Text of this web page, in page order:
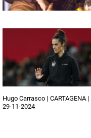
Hugo Carrasco CARTAGENA
29-11-2024